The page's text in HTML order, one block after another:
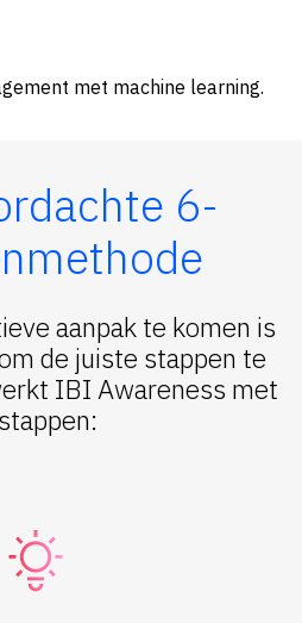
met machine learning.
6-
aanpak te komen is
de juiste stappen te
IBI Awareness met